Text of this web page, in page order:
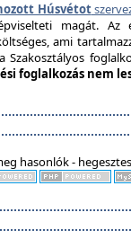
Húsvétot
magát. Az
ami
Szakosztályos
foglalkozás nem
hasonlók -